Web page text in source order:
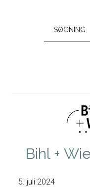
Bihl +
5. juli 2024